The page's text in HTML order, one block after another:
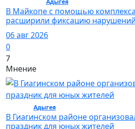
В Майкопе с помощью
расширили фиксацию
06 авг 2026
0
7
Мнение
Адыгея/ Спорт
В Гиагинском районе
праздник для юных жителей